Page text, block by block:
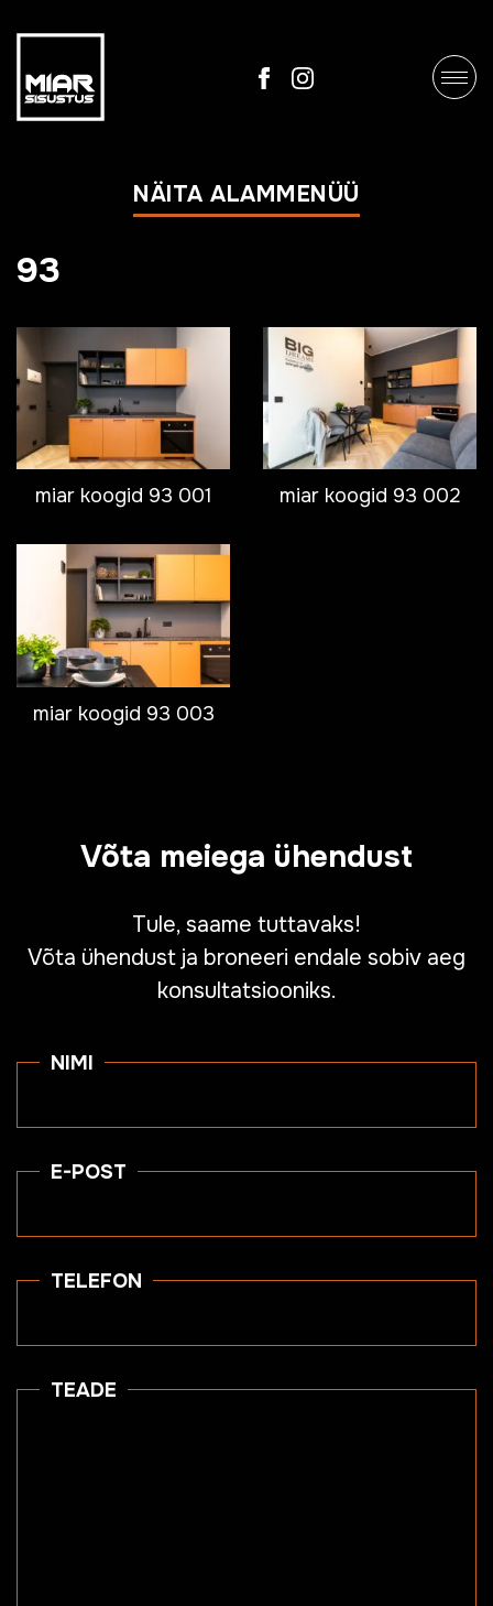
NÄITA ALAMMENÜÜ
93
miar koogid 93 001 miar koogid 93 002
miar koogid 93 003
Võta meiega ühendust
Tule, saame tuttavaks!
Võta ühendust ja broneeri endale sobiv aeg
konsultatsiooniks.
NIMI
E-POST
TELEFON
TEADE